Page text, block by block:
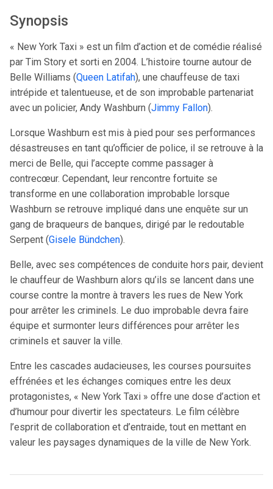
Synopsis
« New York Taxi » est un film d’action et de comédie réalisé
par Tim Story et sorti en 2004. L’histoire tourne autour de
Belle Williams (Queen Latifah), une chauffeuse de taxi
intrépide et talentueuse, et de son improbable partenariat
avec un policier, Andy Washburn (Jimmy Fallon).
Lorsque Washburn est mis à pied pour ses performances
désastreuses en tant qu’officier de police, il se retrouve à la
merci de Belle, qui l’accepte comme passager à
contrecœur. Cependant, leur rencontre fortuite se
transforme en une collaboration improbable lorsque
Washburn se retrouve impliqué dans une enquête sur un
gang de braqueurs de banques, dirigé par le redoutable
Serpent (Gisele Bündchen).
Belle, avec ses compétences de conduite hors pair, devient
le chauffeur de Washburn alors qu’ils se lancent dans une
course contre la montre à travers les rues de New York
pour arrêter les criminels. Le duo improbable devra faire
équipe et surmonter leurs différences pour arrêter les
criminels et sauver la ville.
Entre les cascades audacieuses, les courses poursuites
effrénées et les échanges comiques entre les deux
protagonistes, « New York Taxi » offre une dose d’action et
d’humour pour divertir les spectateurs. Le film célèbre
l’esprit de collaboration et d’entraide, tout en mettant en
valeur les paysages dynamiques de la ville de New York.